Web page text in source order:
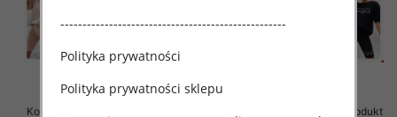
Komplet damskie (Polska produkt
Komplet damskie (Polska produkt
---------------------------------------------------
Polityka prywatności
Polityka prywatności sklepu